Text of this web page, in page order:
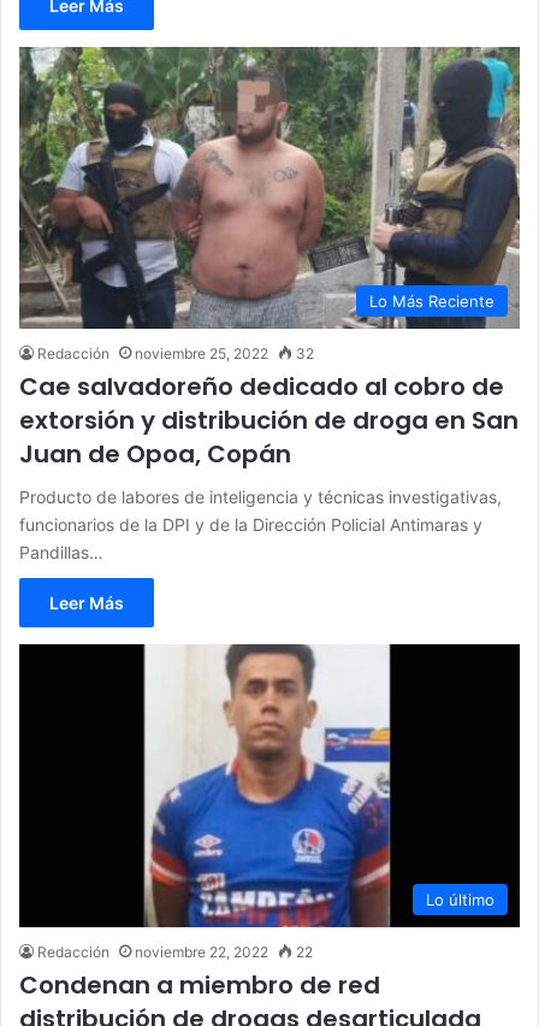
Leer Más
Lo Más Reciente
Redacción noviembre 25, 2022 32
Cae salvadoreño dedicado al cobro de
extorsión y distribución de droga en San
Juan de Opoa, Copán
Producto de labores de inteligencia y técnicas investigativas,
funcionarios de la DPI y de la Dirección Policial Antimaras y
Pandillas…
Leer Más
Lo último
Redacción noviembre 22, 2022 22
Condenan a miembro de red
distribución de drogas desarticulada